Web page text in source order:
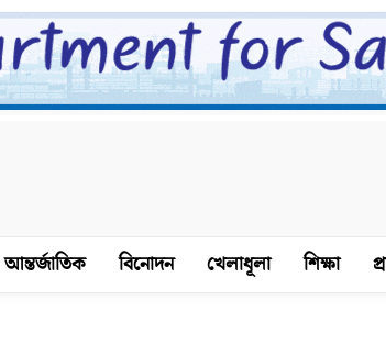
আন্তর্জাতিক বিনোদন খেলাধূলা শিক্ষা